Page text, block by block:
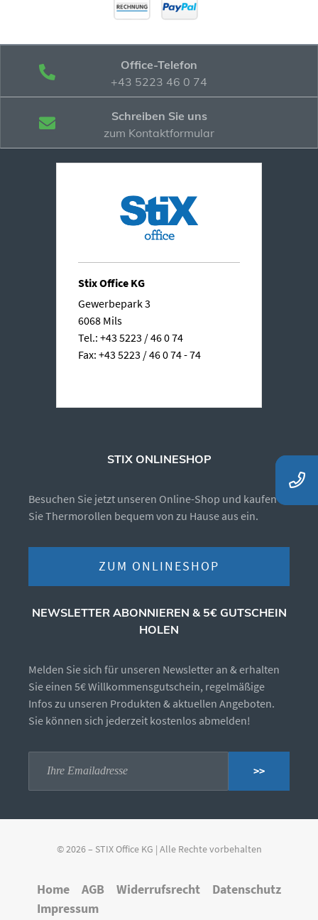
Office-Telefon
+43 5223 46 0 74
Schreiben Sie uns
zum Kontaktformular
Stix Office KG
Gewerbepark 3
6068 Mils
Tel.: +43 5223 / 46 0 74
Fax: +43 5223 / 46 0 74 - 74
STIX ONLINESHOP
Besuchen Sie jetzt unseren Online-Shop und kaufen
Sie Thermorollen bequem von zu Hause aus ein.
ZUM ONLINESHOP
NEWSLETTER ABONNIEREN & 5€ GUTSCHEIN
HOLEN
Melden Sie sich für unseren Newsletter an & erhalten
Sie einen 5€ Willkommensgutschein, regelmäßige
Infos zu unseren Produkten & aktuellen Angeboten.
Sie können sich jederzeit kostenlos abmelden!
>>
© 2026 – STIX Office KG | Alle Rechte vorbehalten
Home AGB Widerrufsrecht
Datenschutz
Impressum